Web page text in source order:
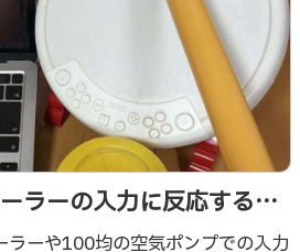
ラーの入力に反応する輝
での描画） 【試作版】
ラーや100均の空気ポンプでの入力